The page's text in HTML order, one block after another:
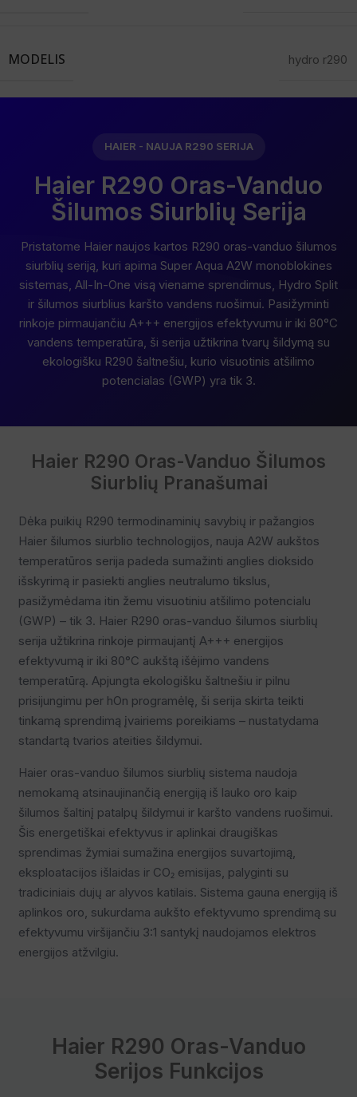
MODELIS hydro r290
HAIER - NAUJA R290 SERIJA
Haier R290 Oras-Vanduo
Šilumos Siurblių Serija
Pristatome Haier naujos kartos R290 oras-vanduo šilumos
siurblių seriją, kuri apima Super Aqua A2W monoblokines
sistemas, All-In-One visą viename sprendimus, Hydro Split
ir šilumos siurblius karšto vandens ruošimui. Pasižyminti
rinkoje pirmaujančiu A+++ energijos efektyvumu ir iki 80°C
vandens temperatūra, ši serija užtikrina tvarų šildymą su
ekologišku R290 šaltnešiu, kurio visuotinis atšilimo
potencialas (GWP) yra tik 3.
Haier R290 Oras-Vanduo Šilumos
Siurblių Pranašumai
Dėka puikių R290 termodinaminių savybių ir pažangios
Haier šilumos siurblio technologijos, nauja A2W aukštos
temperatūros serija padeda sumažinti anglies dioksido
išskyrimą ir pasiekti anglies neutralumo tikslus,
pasižymėdama itin žemu visuotiniu atšilimo potencialu
(GWP) – tik 3. Haier R290 oras-vanduo šilumos siurblių
serija užtikrina rinkoje pirmaujantį A+++ energijos
efektyvumą ir iki 80°C aukštą išėjimo vandens
temperatūrą. Apjungta ekologišku šaltnešiu ir pilnu
prisijungimu per hOn programėlę, ši serija skirta teikti
tinkamą sprendimą įvairiems poreikiams – nustatydama
standartą tvarios ateities šildymui.
Haier oras-vanduo šilumos siurblių sistema naudoja
nemokamą atsinaujinančią energiją iš lauko oro kaip
šilumos šaltinį patalpų šildymui ir karšto vandens ruošimui.
Šis energetiškai efektyvus ir aplinkai draugiškas
sprendimas žymiai sumažina energijos suvartojimą,
eksploatacijos išlaidas ir CO₂ emisijas, palyginti su
tradiciniais dujų ar alyvos katilais. Sistema gauna energiją iš
aplinkos oro, sukurdama aukšto efektyvumo sprendimą su
efektyvumu viršijančiu 3:1 santykį naudojamos elektros
energijos atžvilgiu.
Haier R290 Oras-Vanduo
Serijos Funkcijos